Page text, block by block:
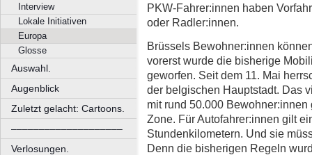
Interview
Lokale Initiativen
Europa
Glosse
Auswahl.
Augenblick
Zuletzt gelacht: Cartoons.
––––––––––––––––––––
Verlosungen.
PKW-Fahrer:innen haben
oder Radler:innen.
Brüssels Bewohner:innen
vorerst wurde die bisherige
geworfen. Seit dem 11. Mai
der belgischen Hauptstadt. Das
mit rund 50.000
Zone. Für Autofahrer:innen gilt
Stundenkilometern. Und sie
Denn die bisherigen Regeln